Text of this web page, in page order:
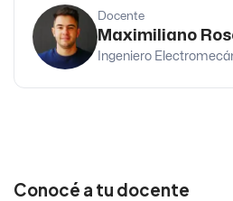
Docente
Maximiliano
Ingeniero
Conocé a tu docente